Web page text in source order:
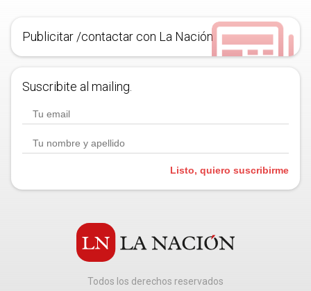
Publicitar /contactar con La Nación
Suscribite al mailing.
Listo, quiero suscribirme
Todos los derechos reservados